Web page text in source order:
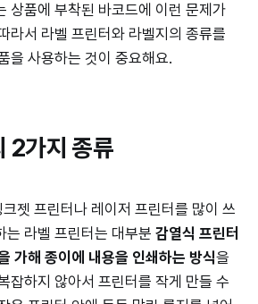
상품에 부착된 바코드에 이런 문제가
라서 라벨 프린터와 라벨지의 종류를
을 사용하는 것이 중요해요.
2가지 종류
젯 프린터나 레이저 프린터를 많이 쓰
는 라벨 프린터는 대부분 감열식 프린터
가해 종이에 내용을 인쇄하는 방식을
잡하지 않아서 프린터를 작게 만들 수